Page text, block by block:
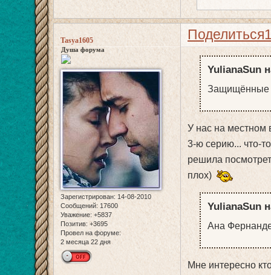
Поделиться
Tasya1605
Душа форума
Зарегистрирован: 14-08-2010
Сообщений: 17600
Уважение: +5837
Позитив: +3695
Провел на форуме:
2 месяца 22 дня
YulianaSun
Защищённые
У нас на местном
3-ю серию... что-
решила
плох)
YulianaSun
Ана
Мне интересно